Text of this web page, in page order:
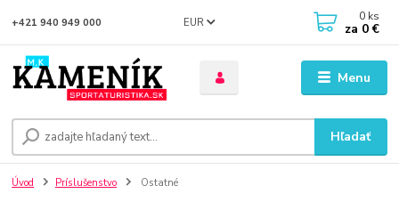
Menu
EUR
Hľadať
+421 940 949 000 0 ks
za 0 €
Úvod Príslušenstvo Ostatné